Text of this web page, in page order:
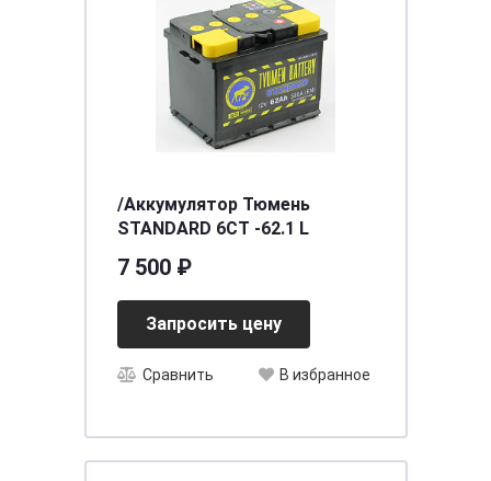
/Аккумулятор Тюмень
STANDARD 6СТ -62.1 L
7 500 ₽
Запросить цену
Сравнить В избранное